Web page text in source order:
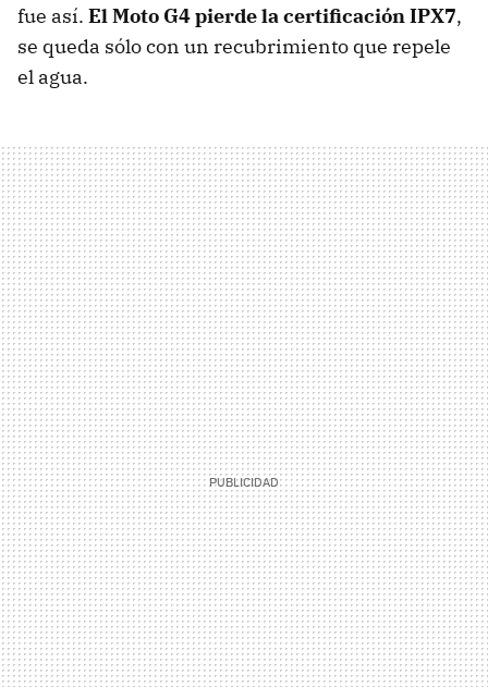
fue así. El Moto G4 pierde la certificación IPX7,
se queda sólo con un recubrimiento que repele
el agua.